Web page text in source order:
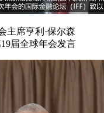
主席亨利·保尔森
届全球年会发言